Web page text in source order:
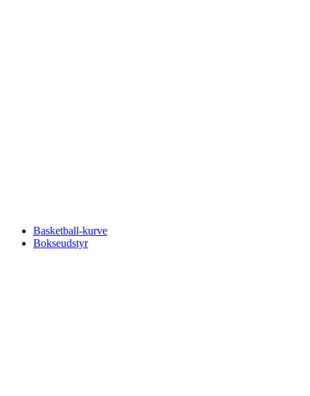
Basketball-kurve
Bokseudstyr